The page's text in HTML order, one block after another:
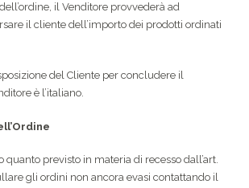
il Venditore provvederà ad
il cliente dell’importo dei prodotti ordinati
del Cliente per concludere il
è l’italiano.
quanto previsto in materia di recesso dall’art.
gli ordini non ancora evasi contattando il